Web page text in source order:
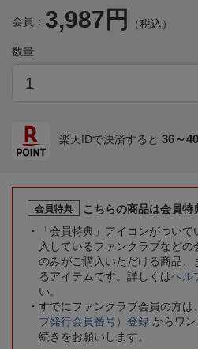
会員： 3,987円 （税込）
数量
楽天IDで決済すると 36～40
会員特典
こちらの商品は会員特
「会員特典」アイコンがつい
入しているファンクラブなど
のみがご購入いただける商品
るアイテムです。詳しくはヘル
い。
すでにファンクラブ会員の方は、
ブ発行会員番号）登録 からワ
続きをお願いします。